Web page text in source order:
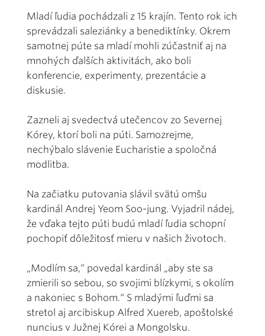
Mladí ľudia pochádzali z 15 krajín. Tento rok ich
sprevádzali saleziánky a benediktínky. Okrem
samotnej púte sa mladí mohli zúčastniť aj na
mnohých ďalších aktivitách, ako boli
konferencie, experimenty, prezentácie a
diskusie.
Zazneli aj svedectvá utečencov zo Severnej
Kórey, ktorí boli na púti. Samozrejme,
nechýbalo slávenie Eucharistie a spoločná
modlitba.
Na začiatku putovania slávil svätú omšu
kardinál Andrej Yeom Soo-jung. Vyjadril nádej,
že vďaka tejto púti budú mladí ľudia schopní
pochopiť dôležitosť mieru v našich životoch.
„Modlím sa,“ povedal kardinál „aby ste sa
zmierili so sebou, so svojimi blízkymi, s okolím
a nakoniec s Bohom.“ S mladými ľuďmi sa
stretol aj arcibiskup Alfred Xuereb, apoštolské
nuncius v Južnej Kórei a Mongolsku.